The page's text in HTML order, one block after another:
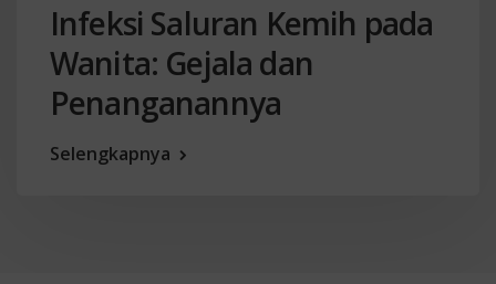
Infeksi Saluran Kemih pada
Wanita: Gejala dan
Penanganannya
Selengkapnya